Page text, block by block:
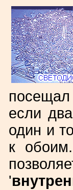
если
один и
к
'